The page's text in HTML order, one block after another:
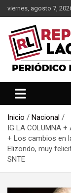
Saltar
al
contenido
viernes, agosto 7,
Reporte
Inicio
Nacional
IG LA COLUMNA
+ Los cambios en
Elizondo, muy
SNTE